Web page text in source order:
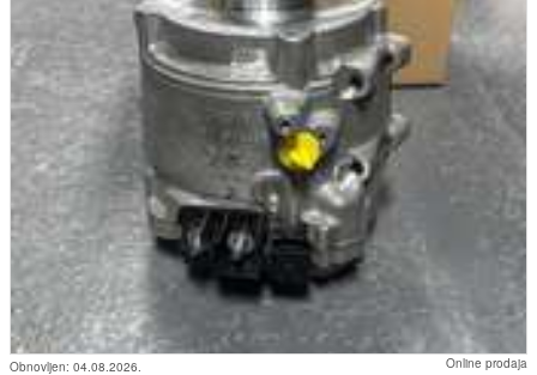
Online prodaja
Obnovljen: 04.08.2026.